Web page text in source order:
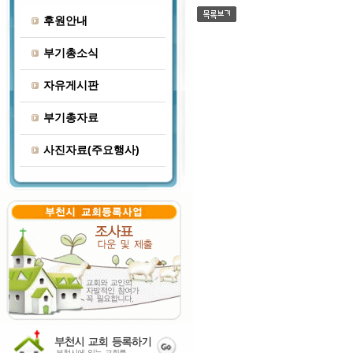
후원안내
부기총소식
자유게시판
부기총자료
사진자료(주요행사)